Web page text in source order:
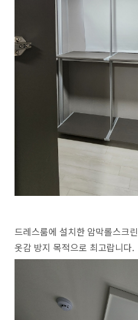
드레스룸에 설치한 암막롤스크린
옷감 방지 목적으로 최고랍니다.